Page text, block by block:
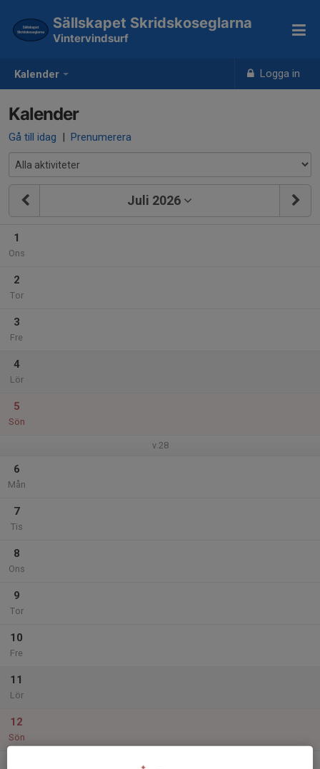
Kalender Logga in
Sällskapet Skridskoseglarna
Vintervindsurf
Kalender
Gå till idag | Prenumerera
Juli 2026
1
Ons
2
Tor
3
Fre
4
Lör
5
Sön
v.28
6
Mån
7
Tis
8
Ons
9
Tor
10
Fre
11
Lör
12
Sön